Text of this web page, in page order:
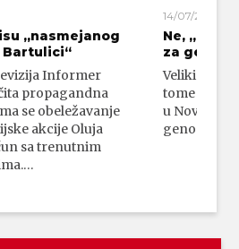
„nasmejanog
Informer
propagandna
se obeležavanje
akcije Oluja
sa trenutnim
14/07/2026
Ne,
za
Veliki broj
tome da su
u Novom
genocidni